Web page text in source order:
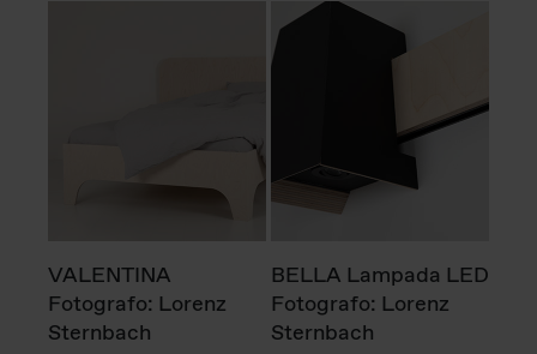
VALENTINA
Fotografo: Lorenz
Sternbach
BELLA Lampada LED
Fotografo: Lorenz
Sternbach